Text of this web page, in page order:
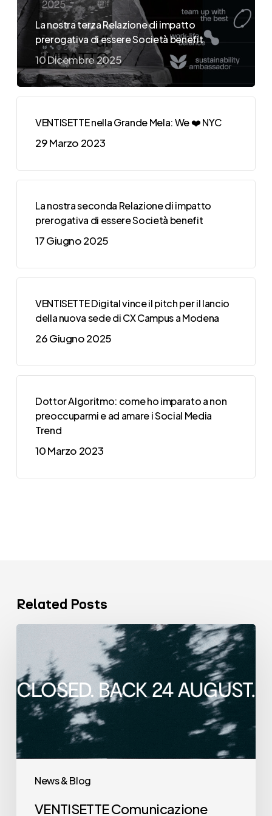
La nostra terza Relazione di impatto
prerogativa di essere Società benefit
10 Dicembre 2025
VENTISETTE nella Grande Mela: We ❤️ NYC
29 Marzo 2023
La nostra seconda Relazione di impatto
prerogativa di essere Società benefit
17 Giugno 2025
VENTISETTE Digital vince il pitch per il lancio
della nuova sede di CX Campus a Modena
26 Giugno 2025
Dottor Algoritmo: come ho imparato a non
preoccuparmi e ad amare i Social Media
Trend
10 Marzo 2023
Related Posts
News & Blog
Comunicazione
SB chiude
dal
23
agosto.
VENTISETTE Comunicazione